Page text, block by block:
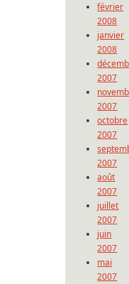
février
2008
janvier
2008
2007
2007
octobre
2007
2007
août
2007
juillet
2007
juin
2007
mai
2007